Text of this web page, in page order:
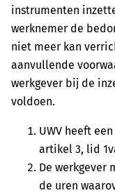
instrumenten
werknemer de
niet meer kan
aanvullende
werkgever bij de
voldoen.
UWV heeft
artikel 3, lid
De werkgever
de uren